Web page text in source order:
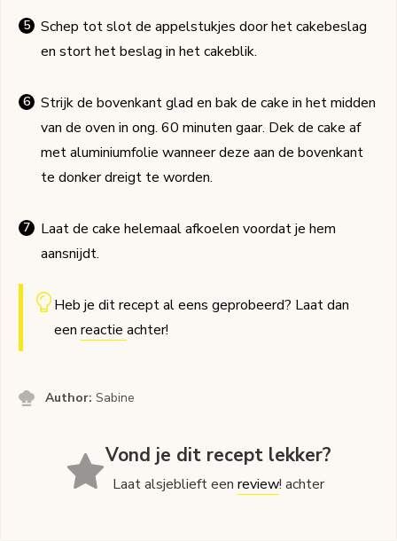
Schep tot slot de appelstukjes door het cakebeslag
en stort het beslag in het cakeblik.
Strijk de bovenkant glad en bak de cake in het midden
van de oven in ong. 60 minuten gaar. Dek de cake af
met aluminiumfolie wanneer deze aan de bovenkant
te donker dreigt te worden.
Laat de cake helemaal afkoelen voordat je hem
aansnijdt.
Heb je dit recept al eens geprobeerd? Laat dan
een reactie achter!
Author:Sabine
Vond je dit recept lekker?
Laat alsjeblieft eenreview! achter